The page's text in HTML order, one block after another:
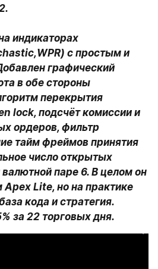
индикаторах
с простым и
графический
в обе стороны
перекрытия
lock, подсчёт комиссии и
ордеров, фильтр
тайм фреймов принятия
число открытых
валютной паре 6. В целом он
Lite, но на практике
кода и стратегия.
за 22 торговых дня.